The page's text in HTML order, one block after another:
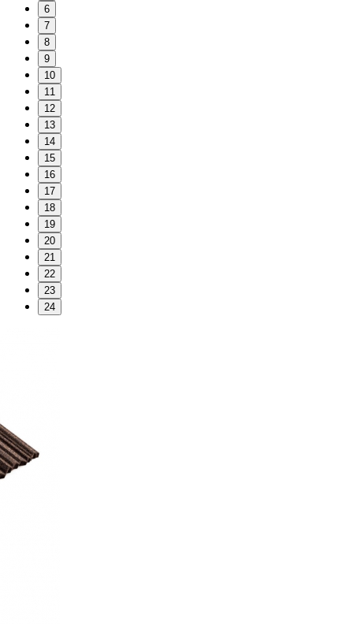
6
7
8
9
10
11
12
13
14
15
16
17
18
19
20
21
22
23
24